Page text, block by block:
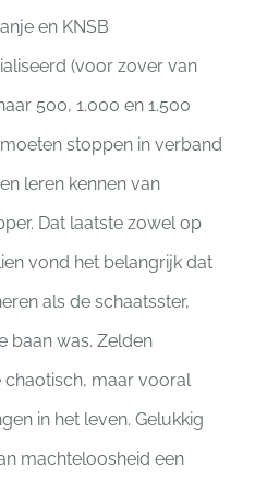
en KNSB
(voor zover van
500, 1.000 en 1.500
stoppen in verband
leren kennen van
Dat laatste zowel op
vond het belangrijk dat
als de schaatsster,
baan was. Zelden
maar vooral
in het leven. Gelukkig
machteloosheid een